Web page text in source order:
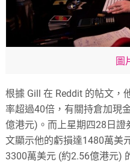
圖
根據 Gill 在 Reddit 的帖文，
率超過40倍，有關持倉加現
億港元)。而上星期四28日
文顯示他的虧損達1480萬美
3300萬美元 (約2.56億港元)